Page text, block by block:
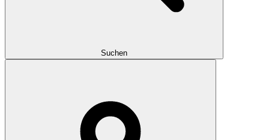
Suchen